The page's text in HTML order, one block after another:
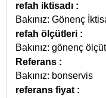
refah iktisadı :
Bakınız: Gönenç
refah ölçütleri :
Bakınız: gönenç
Referans :
Bakınız: bonservis
referans fiyat :